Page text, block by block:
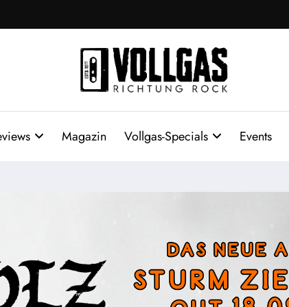
Magazin Vollgas-Specials Events